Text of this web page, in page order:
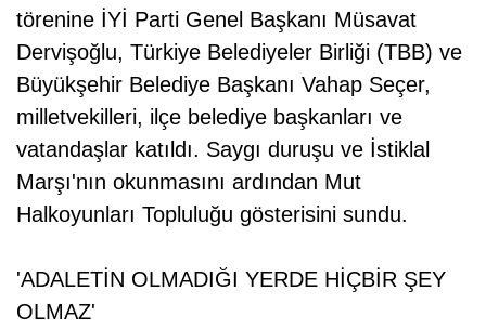
törenine İYİ Parti Genel Başkanı Müsavat
Dervişoğlu, Türkiye Belediyeler Birliği (TBB) ve
Büyükşehir Belediye Başkanı Vahap Seçer,
milletvekilleri, ilçe belediye başkanları ve
vatandaşlar katıldı. Saygı duruşu ve İstiklal
Marşı'nın okunmasını ardından Mut
Halkoyunları Topluluğu gösterisini sundu.
'ADALETİN OLMADIĞI YERDE HİÇBİR ŞEY
OLMAZ'